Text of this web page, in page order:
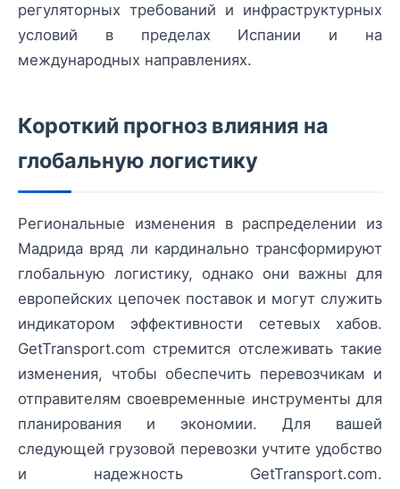
регуляторных требований и инфраструктурных
условий в пределах Испании и на
международных направлениях.
Короткий прогноз влияния на
глобальную логистику
Региональные изменения в распределении из
Мадрида вряд ли кардинально трансформируют
глобальную логистику, однако они важны для
европейских цепочек поставок и могут служить
индикатором эффективности сетевых хабов.
GetTransport.com стремится отслеживать такие
изменения, чтобы обеспечить перевозчикам и
отправителям своевременные инструменты для
планирования и экономии. Для вашей
следующей грузовой перевозки учтите удобство
и надежность GetTransport.com.